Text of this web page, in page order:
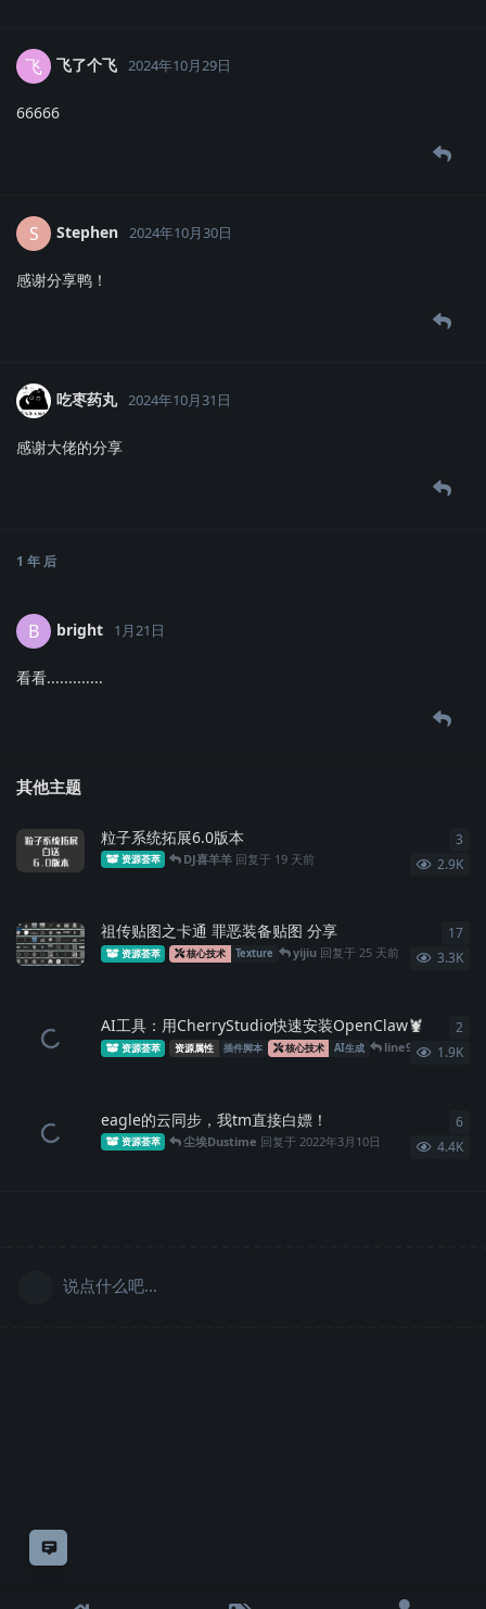
意见反馈
飞 飞了个飞 2024年10月29日
66666
S Stephen 2024年10月30日
感谢分享鸭！
吃枣药丸 2024年10月31日
感谢大佬的分享
1 年 后
B bright 1月21日
看看.............
其他主题
粒子系统拓展6.0版本
资源荟萃 DJ喜羊羊 回复于 19 天前 2.9K
3
祖传贴图之卡通 罪恶装备贴图 分享
资源荟萃 核心技术 Texture yijiu 回复于 25 天前 3.3K
17
AI工具：用CherryStudio快速安装OpenClaw🦞
资源荟萃 资源属性 插件脚本 核心技术 AI生成 line923回复于1.9K
2
eagle的云同步，我tm直接白嫖！
资源荟萃 尘埃Dustime 回复于 2022年3月10日 4.4K
6
说点什么吧...